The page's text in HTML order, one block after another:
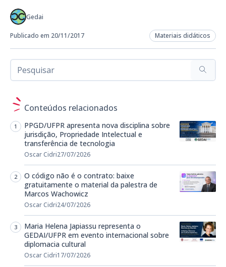
Gedai
Publicado em 20/11/2017 Materiais didáticos
Conteúdos relacionados
PPGD/UFPR apresenta nova disciplina sobre
jurisdição, Propriedade Intelectual e
transferência de tecnologia
Oscar Cidri27/07/2026
O código não é o contrato: baixe
gratuitamente o material da palestra de
Marcos Wachowicz
Oscar Cidri24/07/2026
Maria Helena Japiassu representa o
GEDAI/UFPR em evento internacional sobre
diplomacia cultural
Oscar Cidri17/07/2026